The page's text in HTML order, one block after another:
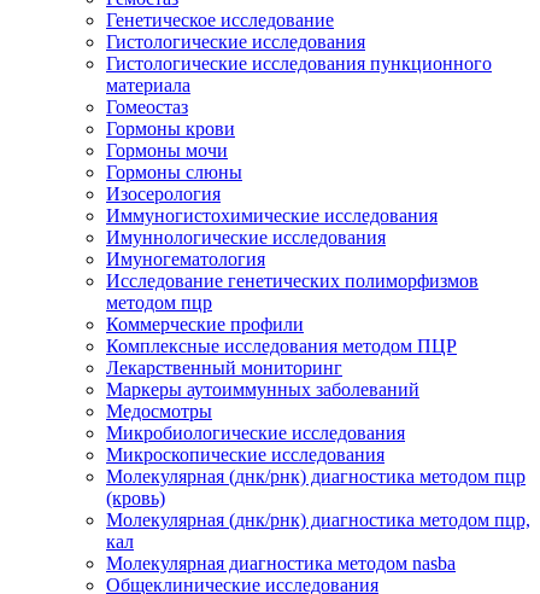
Генетическое исследование
Гистологические исследования
Гистологические исследования пункционного
материала
Гомеостаз
Гормоны крови
Гормоны мочи
Гормоны слюны
Изосерология
Иммуногистохимические исследования
Имуннологические исследования
Имуногематология
Исследование генетических полиморфизмов
методом пцр
Коммерческие профили
Комплексные исследования методом ПЦР
Лекарственный мониторинг
Маркеры аутоиммунных заболеваний
Медосмотры
Микробиологические исследования
Микроскопические исследования
Молекулярная (днк/рнк) диагностика методом пцр
(кровь)
Молекулярная (днк/рнк) диагностика методом пцр,
кал
Молекулярная диагностика методом nasba
Общеклинические исследования